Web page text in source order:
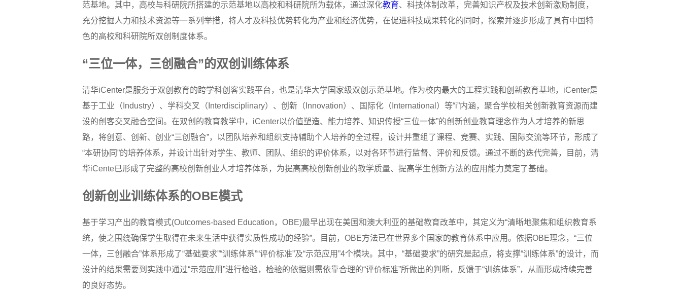
范基地。其中，高校与科研院所搭建的示范基地以高校和科研院所为载体，通过深化教育、科技体制改革，完善知识产权及技术创新激励制度，
充分挖掘人力和技术资源等一系列举措，将人才及科技优势转化为产业和经济优势，在促进科技成果转化的同时，探索并逐步形成了具有中国特
色的高校和科研院所双创制度体系。
“三位一体，三创融合”的双创训练体系
清华iCenter是服务于双创教育的跨学科创客实践平台，也是清华大学国家级双创示范基地。作为校内最大的工程实践和创新教育基地，iCenter是
基于工业（Industry）、学科交叉（Interdisciplinary）、创新（Innovation）、国际化（International）等“i”内涵，聚合学校相关创新教育资源而建
设的创客交叉融合空间。在双创的教育教学中，iCenter以价值塑造、能力培养、知识传授“三位一体”的创新创业教育理念作为人才培养的新思
路，将创意、创新、创业“三创融合”，以团队培养和组织支持辅助个人培养的全过程，设计并重组了课程、竞赛、实践、国际交流等环节，形成了
“本研协同”的培养体系，并设计出针对学生、教师、团队、组织的评价体系，以对各环节进行监督、评价和反馈。通过不断的迭代完善，目前，清
华iCente已形成了完整的高校创新创业人才培养体系，为提高高校创新创业的教学质量、提高学生创新方法的应用能力奠定了基础。
创新创业训练体系的OBE模式
基于学习产出的教育模式(Outcomes-based Education，OBE)最早出现在美国和澳大利亚的基础教育改革中，其定义为“清晰地聚焦和组织教育系
统，使之围绕确保学生取得在未来生活中获得实质性成功的经验”。目前，OBE方法已在世界多个国家的教育体系中应用。依据OBE理念，“三位
一体，三创融合”体系形成了“基础要求”“训练体系”“评价标准”及“示范应用”4个模块。其中，“基础要求”的研究是起点，将支撑“训练体系”的设计，而
设计的结果需要到实践中通过“示范应用”进行检验，检验的依据则需依靠合理的“评价标准”所做出的判断，反馈于“训练体系”，从而形成持续完善
的良好态势。